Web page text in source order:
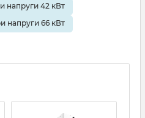
напруги 42 кВт
напруги 66 кВт